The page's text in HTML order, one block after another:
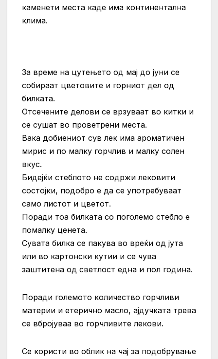
каменети места каде има континентална
клима.
За време на цутењето од мај до јуни се
собираат цветовите и горниот дел од
билката.
Отсечените делови се врзуваат во китки и
се сушат во проветрени места.
Вака добиениот сув лек има ароматичен
мирис и по малку горчлив и малку солен
вкус.
Бидејќи стеблото не содржи лековити
состојки, подобро е да се употребуваат
само листот и цветот.
Поради тоа билката со поголемо стебло е
помалку ценета.
Сувата билка се пакува во вреќи од јута
или во картонски кутии и се чува
заштитена од светлост една и пол година.
Поради големото количество горчливи
материи и етерично масло, ајдучката трева
се вбројуваа во горчливите лекови.
Се користи во облик на чај за подобрување